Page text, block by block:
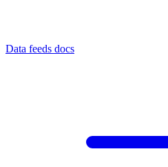
Data feeds docs